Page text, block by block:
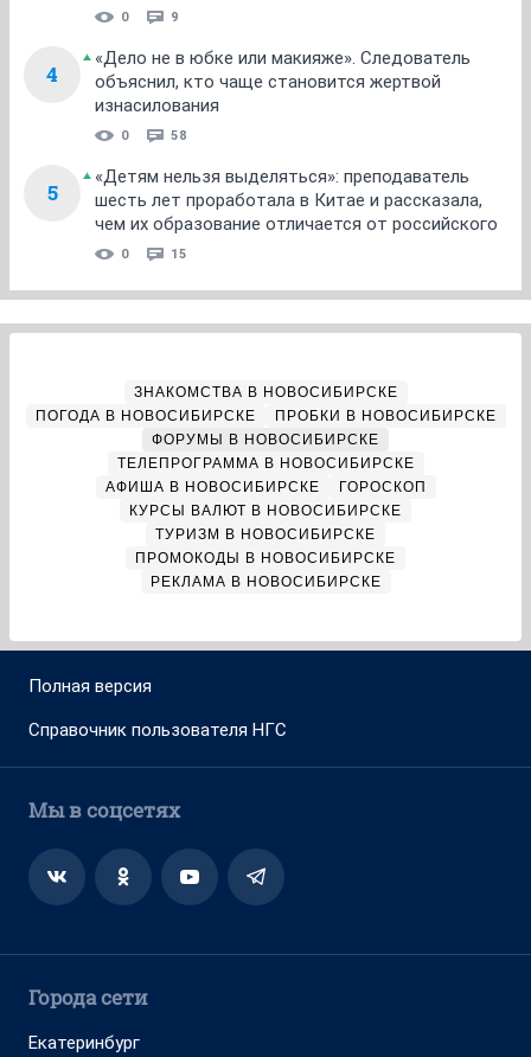
0 9
4
«Дело не в юбке или макияже». Следователь
объяснил, кто чаще становится жертвой
изнасилования
0 58
5
«Детям нельзя выделяться»: преподаватель
шесть лет проработала в Китае и рассказала,
чем их образование отличается от российского
0 15
ЗНАКОМСТВА В НОВОСИБИРСКЕ
ПОГОДА В НОВОСИБИРСКЕ
ПРОБКИ В НОВОСИБИРСКЕ
ФОРУМЫ В НОВОСИБИРСКЕ
ТЕЛЕПРОГРАММА В НОВОСИБИРСКЕ
АФИША В НОВОСИБИРСКЕ
ГОРОСКОП
КУРСЫ ВАЛЮТ В НОВОСИБИРСКЕ
ТУРИЗМ В НОВОСИБИРСКЕ
ПРОМОКОДЫ В НОВОСИБИРСКЕ
РЕКЛАМА В НОВОСИБИРСКЕ
Полная версия
Справочник пользователя НГС
Мы в соцсетях
Города сети
Екатеринбург